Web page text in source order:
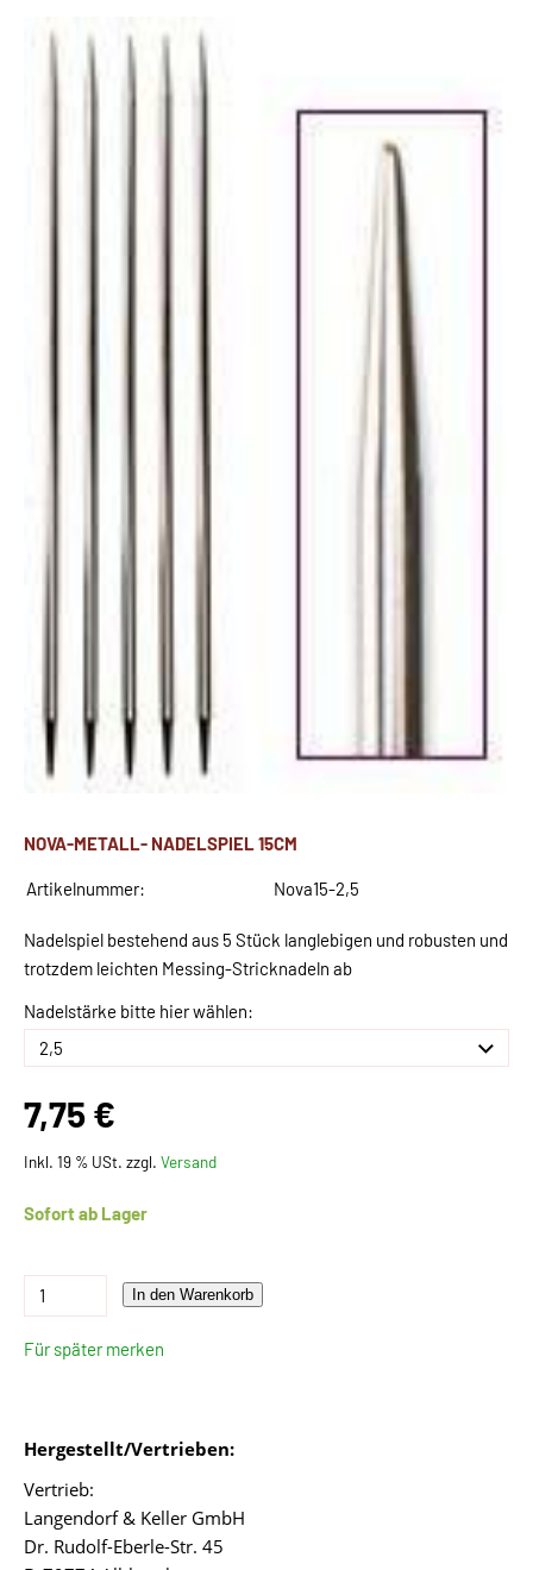
NOVA-METALL- NADELSPIEL 15CM
Artikelnummer: Nova15-2,5
Nadelspiel bestehend aus 5 Stück langlebigen und robusten und
trotzdem leichten Messing-Stricknadeln ab
Nadelstärke bitte hier wählen:
7,75 €
Inkl. 19 % USt. zzgl. Versand
Sofort ab Lager
In den Warenkorb
Für später merken
Hergestellt/Vertrieben:
Vertrieb:
Langendorf & Keller GmbH
Dr. Rudolf-Eberle-Str. 45